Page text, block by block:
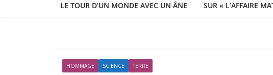
LE TOUR D’UN MONDE AVEC UN ÂNE SUR « L’AFFAIRE
HOMMAGE SCIENCE TERRE